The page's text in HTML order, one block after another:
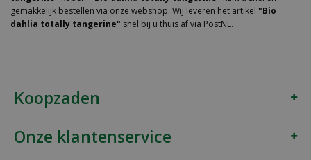
gemakkelijk bestellen via onze webshop. Wij leveren het artikel "Bio
dahlia totally tangerine" snel bij u thuis af via PostNL.
Koopzaden
Onze klantenservice